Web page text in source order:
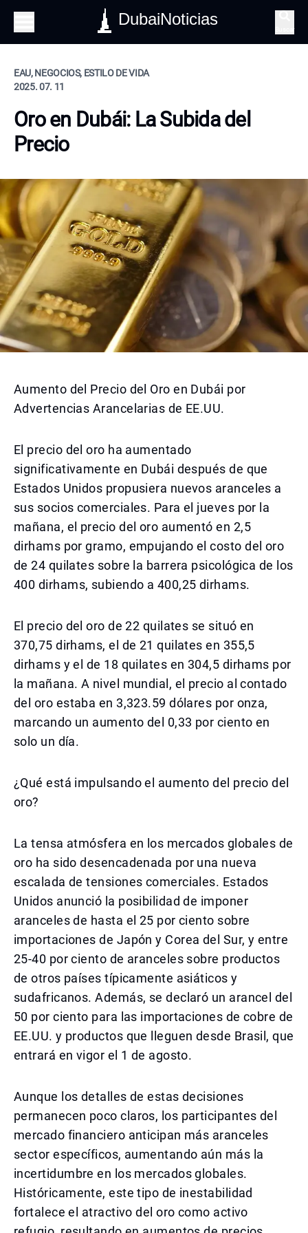
DubaiNoticias
EAU, NEGOCIOS, ESTILO DE VIDA
2025. 07. 11
Oro en Dubái: La Subida del
Precio
Aumento del Precio del Oro en Dubái por
Advertencias Arancelarias de EE.UU.
El precio del oro ha aumentado
significativamente en Dubái después de que
Estados Unidos propusiera nuevos aranceles a
sus socios comerciales. Para el jueves por la
mañana, el precio del oro aumentó en 2,5
dirhams por gramo, empujando el costo del oro
de 24 quilates sobre la barrera psicológica de los
400 dirhams, subiendo a 400,25 dirhams.
El precio del oro de 22 quilates se situó en
370,75 dirhams, el de 21 quilates en 355,5
dirhams y el de 18 quilates en 304,5 dirhams por
la mañana. A nivel mundial, el precio al contado
del oro estaba en 3,323.59 dólares por onza,
marcando un aumento del 0,33 por ciento en
solo un día.
¿Qué está impulsando el aumento del precio del
oro?
La tensa atmósfera en los mercados globales de
oro ha sido desencadenada por una nueva
escalada de tensiones comerciales. Estados
Unidos anunció la posibilidad de imponer
aranceles de hasta el 25 por ciento sobre
importaciones de Japón y Corea del Sur, y entre
25-40 por ciento de aranceles sobre productos
de otros países típicamente asiáticos y
sudafricanos. Además, se declaró un arancel del
50 por ciento para las importaciones de cobre de
EE.UU. y productos que lleguen desde Brasil, que
entrará en vigor el 1 de agosto.
Aunque los detalles de estas decisiones
permanecen poco claros, los participantes del
mercado financiero anticipan más aranceles
sector específicos, aumentando aún más la
incertidumbre en los mercados globales.
Históricamente, este tipo de inestabilidad
fortalece el atractivo del oro como activo